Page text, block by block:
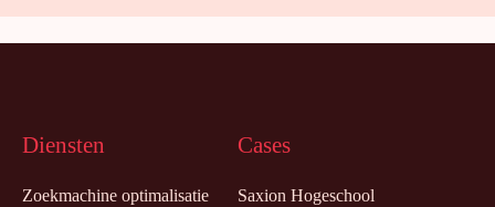
Diensten
Zoekmachine optimalisatie
Cases
Saxion Hogeschool